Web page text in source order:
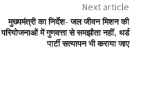
Next article
मुख्यमंत्री का निर्देश- जल जीवन मिशन की
परियोजनाओं में गुणवत्ता से समझौता नहीं, थर्ड
पार्टी सत्यापन भी कराया जाए